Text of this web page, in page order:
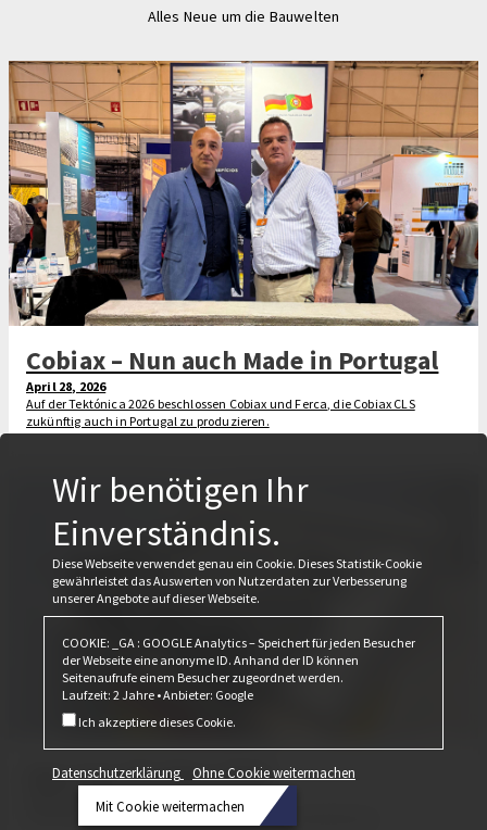
Alles Neue um die Bauwelten
Cobiax – Nun auch Made in Portugal
April 28, 2026
Auf der Tektónica 2026 beschlossen Cobiax und Ferca, die Cobiax CLS
zukünftig auch in Portugal zu produzieren.
Das war die Bau 2025
Februar 24, 2025
Erneut stellt Cobiax seine Produktlinie CLS in den Vordergrund.
Wir benötigen Ihr
Einverständnis.
Diese Webseite verwendet genau ein Cookie. Dieses Statistik-Cookie
gewährleistet das Auswerten von Nutzerdaten zur Verbesserung
unserer Angebote auf dieser Webseite.
COOKIE: _GA : GOOGLE Analytics – Speichert für jeden Besucher
der Webseite eine anonyme ID. Anhand der ID können
Seitenaufrufe einem Besucher zugeordnet werden.
Laufzeit: 2 Jahre • Anbieter: Google
Ich akzeptiere dieses Cookie.
Datenschutzerklärung
Ohne Cookie weitermachen
Mit Cookie weitermachen